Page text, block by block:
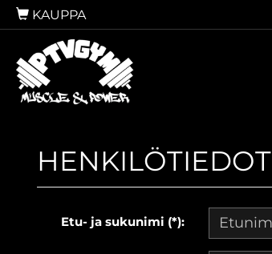
KAUPPA
HENKILÖTIEDOT
Etu- ja sukunimi (*):